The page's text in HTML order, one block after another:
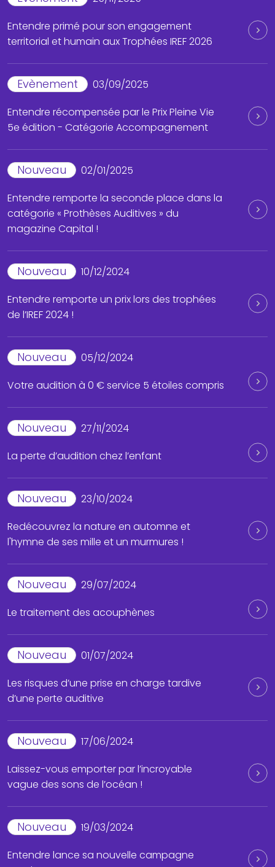
Entendre primé pour son engagement
territorial et humain aux Trophées IREF 2026
Evènement
03/09/2025
Entendre récompensée par le Prix Pleine Vie
5e édition - Catégorie Accompagnement
Nouveau
02/01/2025
Entendre remporte la seconde place dans la
catégorie « Prothèses Auditives » du
magazine Capital !
Nouveau
10/12/2024
Entendre remporte un prix lors des trophées
de l’IREF 2024 !
Nouveau
05/12/2024
Votre audition à 0 € service 5 étoiles compris
Nouveau
27/11/2024
La perte d’audition chez l’enfant
Nouveau
23/10/2024
Redécouvrez la nature en automne et
l'hymne de ses mille et un murmures !
Nouveau
29/07/2024
Le traitement des acouphènes
Nouveau
01/07/2024
Les risques d’une prise en charge tardive
d’une perte auditive
Nouveau
17/06/2024
Laissez-vous emporter par l’incroyable
vague des sons de l’océan !
Nouveau
19/03/2024
Entendre lance sa nouvelle campagne